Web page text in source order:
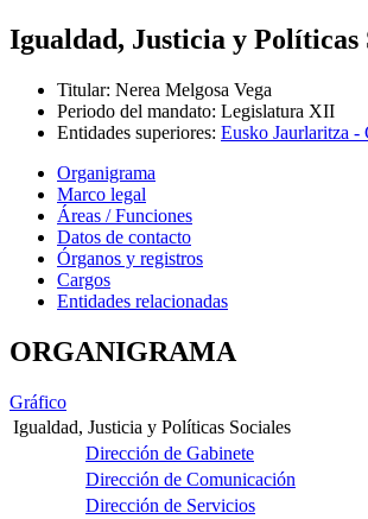
Igualdad, Justicia y Políticas
Titular: Nerea Melgosa Vega
Periodo del mandato: Legislatura XII
Entidades superiores: Eusko Jaurlaritza -
Organigrama
Marco legal
Áreas / Funciones
Datos de contacto
Órganos y registros
Cargos
Entidades relacionadas
ORGANIGRAMA
Gráfico
Igualdad, Justicia y Políticas Sociales
Dirección de Gabinete
Dirección de Comunicación
Dirección de Servicios